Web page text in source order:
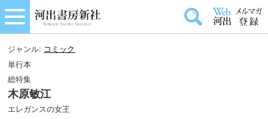
ジャンル: コミック
単行本
総特集
木原敏江
エレガンスの女王